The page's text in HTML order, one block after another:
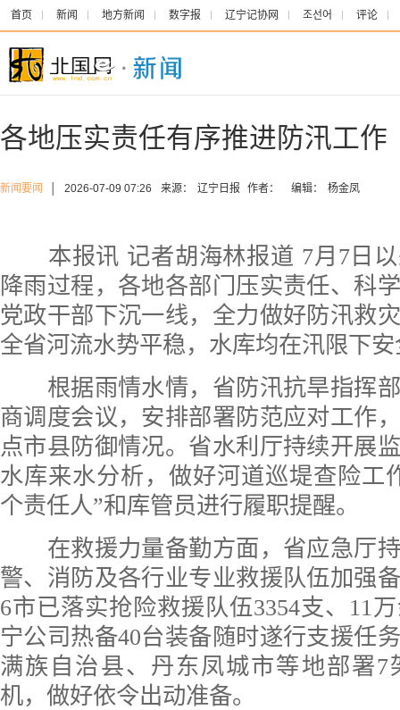
首页 新闻 地方新闻 数字报 辽宁记协网 조선어 评论
各地压实责任有序推进防汛工作
新闻要闻 2026-07-09 07:26 来源： 辽宁日报 作者： 编辑： 杨金凤
本报讯 记者胡海林报道 7月7日以
降雨过程，各地各部门压实责任、科
党政干部下沉一线，全力做好防汛救
全省河流水势平稳，水库均在汛限下
根据雨情水情，省防汛抗旱指挥部
商调度会议，安排部署防范应对工作
点市县防御情况。省水利厅持续开展
水库来水分析，做好河道巡堤查险工
个责任人”和库管员进行履职提醒。
在救援力量备勤方面，省应急厅持
警、消防及各行业专业救援队伍加强
6市已落实抢险救援队伍3354支、11
宁公司热备40台装备随时遂行支援任
满族自治县、丹东凤城市等地部署7
机，做好依令出动准备。